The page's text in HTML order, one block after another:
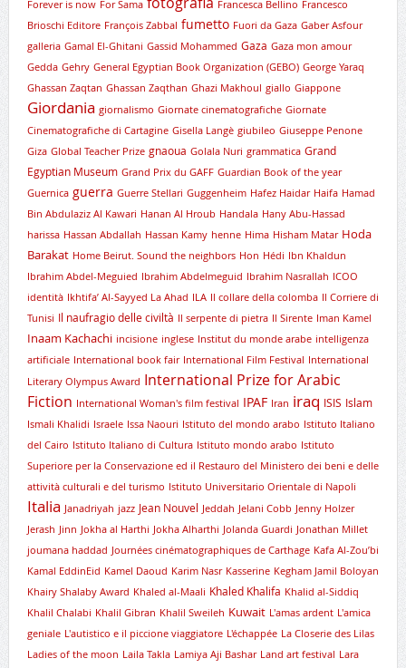
Forever is now For Sama Francesca Bellino Francesco
Brioschi Editore François Zabbal fumetto Fuori da Gaza Gaber Asfour
galleria Gamal El-Ghitani Gassid Mohammed Gaza Gaza mon amour
Gedda Gehry General Egyptian Book Organization (GEBO) George Yaraq
Ghassan Zaqtan Ghassan Zaqthan Ghazi Makhoul giallo Giappone
Giordania giornalismo Giornate cinematografiche Giornate
Cinematografiche di Cartagine Gisella Langè giubileo Giuseppe Penone
Giza Global Teacher Prize gnaoua Golala Nuri grammatica Grand
Egyptian Museum Grand Prix du GAFF Guardian Book of the year
Guernica guerra Guerre Stellari Guggenheim Hafez Haidar Haifa Hamad
Bin Abdulaziz Al Kawari Hanan Al Hroub Handala Hany Abu-Hassad
harissa Hassan Abdallah Hassan Kamy henne Hima Hisham Matar Hoda
Barakat Home Beirut. Sound the neighbors Hon Hédi Ibn Khaldun
Ibrahim Abdel-Meguied Ibrahim Abdelmeguid Ibrahim Nasrallah ICOO
identità Ikhtifa’ Al-Sayyed La Ahad ILA Il collare della colomba Il Corriere di
Tunisi Il naufragio delle civiltà Il serpente di pietra Il Sirente Iman Kamel
Inaam Kachachi incisione inglese Institut du monde arabe intelligenza
artificiale International book fair International Film Festival International
Literary Olympus Award International Prize for Arabic
Fiction International Woman's film festival IPAF Iran iraq ISIS Islam
Ismali Khalidi Israele Issa Naouri Istituto del mondo arabo Istituto Italiano
del Cairo Istituto Italiano di Cultura Istituto mondo arabo Istituto
Superiore per la Conservazione ed il Restauro del Ministero dei beni e delle
attività culturali e del turismo Istituto Universitario Orientale di Napoli
Italia Janadriyah jazz Jean Nouvel Jeddah Jelani Cobb Jenny Holzer
Jerash Jinn Jokha al Harthi Jokha Alharthi Jolanda Guardi Jonathan Millet
joumana haddad Journées cinématographiques de Carthage Kafa Al-Zou’bi
Kamal EddinEid Kamel Daoud Karim Nasr Kasserine Kegham Jamil Boloyan
Khairy Shalaby Award Khaled al-Maali Khaled Khalifa Khalid al-Siddiq
Khalil Chalabi Khalil Gibran Khalil Sweileh Kuwait L'amas ardent L'amica
geniale L'autistico e il piccione viaggiatore L'échappée La Closerie des Lilas
Ladies of the moon Laila Takla Lamiya Aji Bashar Land art festival Lara